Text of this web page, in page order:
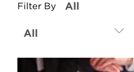
Filter By